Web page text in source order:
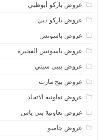
عروض باركو أبوظبي
عروض باركو دبي
عروض باسونس
عروض باسونس الفجيرة
عروض بيبي سيتي
عروض بيج مارت
عروض تعاونية الاتحاد
عروض تعاونية بني ياس
عروض جامبو